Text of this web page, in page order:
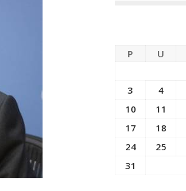
P U
3
4
10
11
17
18
24
25
31